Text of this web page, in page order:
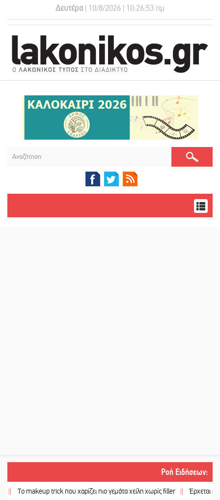
Δευτέρα | 10/8/2026 | 10:26:54 πμ
Ροή Ειδήσεων:
makeup trick που χαρίζει πιο γεμάτα χείλη χωρίς filler || Έρχεται η 1η